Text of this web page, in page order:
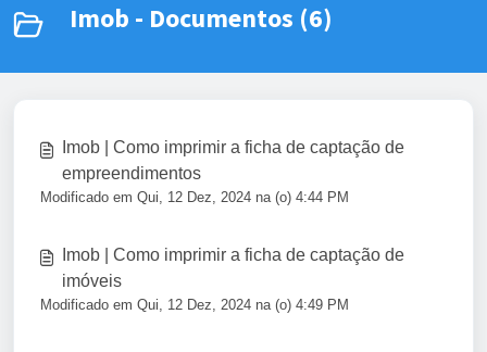
Imob - Documentos (6)
Imob | Como imprimir a ficha de captação de
empreendimentos
Modificado em Qui, 12 Dez, 2024 na (o) 4:44 PM
Imob | Como imprimir a ficha de captação de
imóveis
Modificado em Qui, 12 Dez, 2024 na (o) 4:49 PM